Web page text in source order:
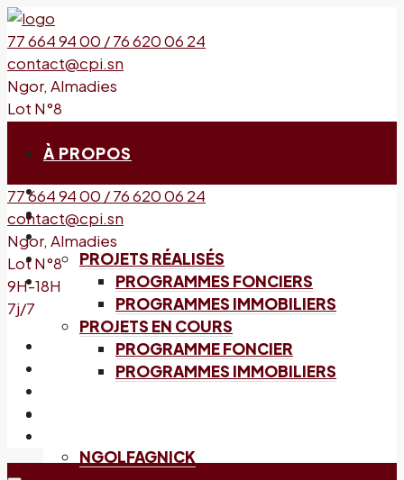
77 664 94 00 / 76 620 06 24
contact@cpi.sn
Ngor, Almadies
Lot N°8
7j/7 À PROPOS
PROJETS
PROJETS RÉALISÉS
PROGRAMMES FONCIERS
PROGRAMMES IMMOBILIERS
PROJETS EN COURS
PROGRAMME FONCIER
PROGRAMMES IMMOBILIERS
NGOLFAGNICK
77 664 94 00 / 76 620 06 24
contact@cpi.sn
Ngor, Almadies
Lot N°8
9H-18H
7j/7